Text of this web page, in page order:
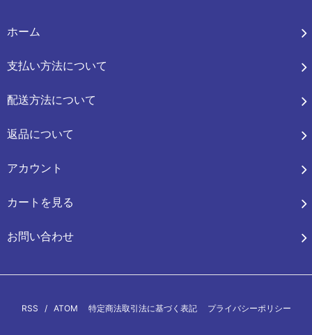
ホーム
支払い方法について
配送方法について
返品について
アカウント
カートを見る
お問い合わせ
RSS / ATOM 特定商法取引法に基づく表記 プライバシーポリシー